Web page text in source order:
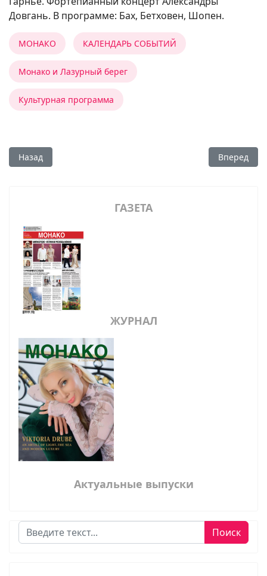
Довгань. В программе: Бах, Бетховен, Шопен.
МОНАКО КАЛЕНДАРЬ СОБЫТИЙ
Монако и Лазурный берег
Культурная программа
Предыдущий: Культурные события октября
Назад Вперед
ГАЗЕТА
ЖУРНАЛ
Актуальные выпуски
Поиск Поиск